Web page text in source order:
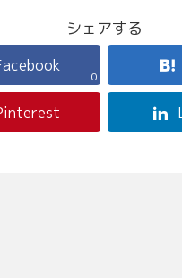
シェアする
0